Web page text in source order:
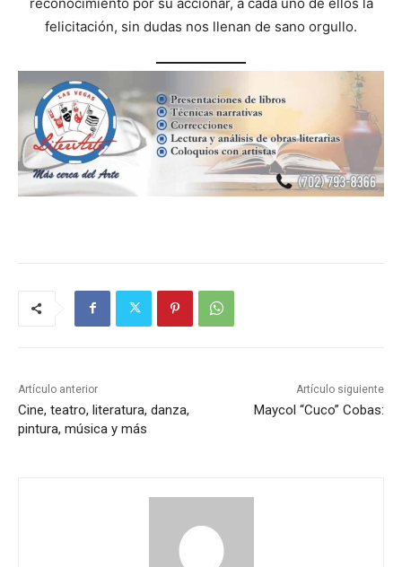
felicitación, sin dudas nos llenan de sano orgullo.
Artículo anterior
Cine, teatro, literatura, danza,
pintura, música y más
Artículo siguiente
Maycol “Cuco” Cobas: